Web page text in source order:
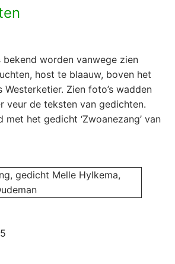
bekend worden vanwege zien
host te blaauw, boven het
Westerketier. Zien foto’s wadden
veur de teksten van gedichten.
met het gedicht ‘Zwoanezang’ van